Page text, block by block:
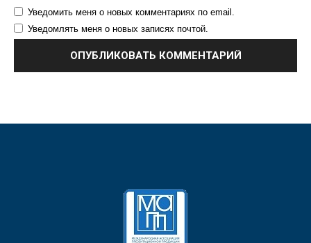
Уведомить меня о новых комментариях по email.
Уведомлять меня о новых записях почтой.